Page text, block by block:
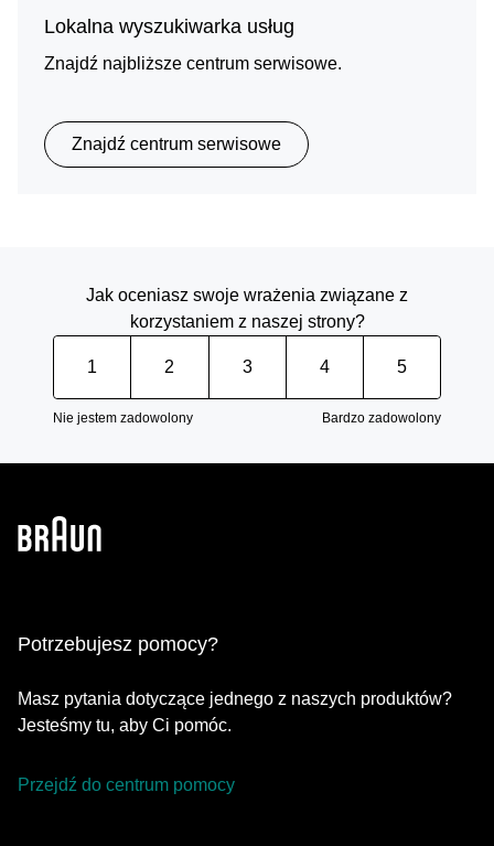
Lokalna wyszukiwarka usług
Znajdź najbliższe centrum serwisowe.
Znajdź centrum serwisowe
Jak oceniasz swoje wrażenia związane z
korzystaniem z naszej strony?
1 2 3 4 5
Nie jestem zadowolony Bardzo zadowolony
Potrzebujesz pomocy?
Masz pytania dotyczące jednego z naszych produktów?
Jesteśmy tu, aby Ci pomóc.
Przejdź do centrum pomocy